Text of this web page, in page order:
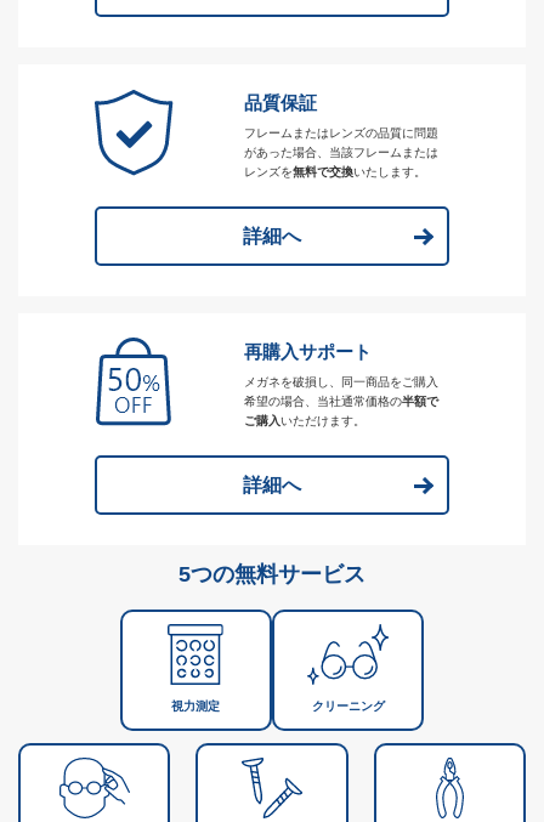
品質保証
フレームまたはレンズの品質に問題
があった場合、当該フレームまたは
レンズを無料で交換いたします。
詳細へ
再購入サポート
メガネを破損し、同一商品をご購入
希望の場合、当社通常価格の半額で
ご購入いただけます。
詳細へ
5つの無料サービス
視力測定 クリーニング